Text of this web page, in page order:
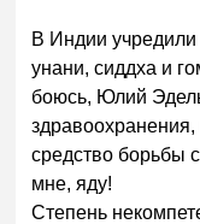
В Индии
унани, сиддха и
боюсь, Юлий
средство борьбы
мне, яду!
Степень